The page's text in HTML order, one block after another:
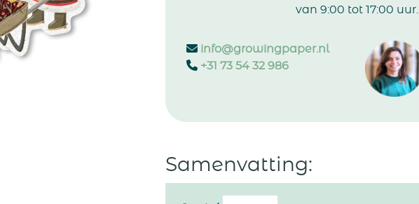
van 9:00 tot 17:00 uur.
info@growingpaper.nl
+31 73 54 32 986
Samenvatting: